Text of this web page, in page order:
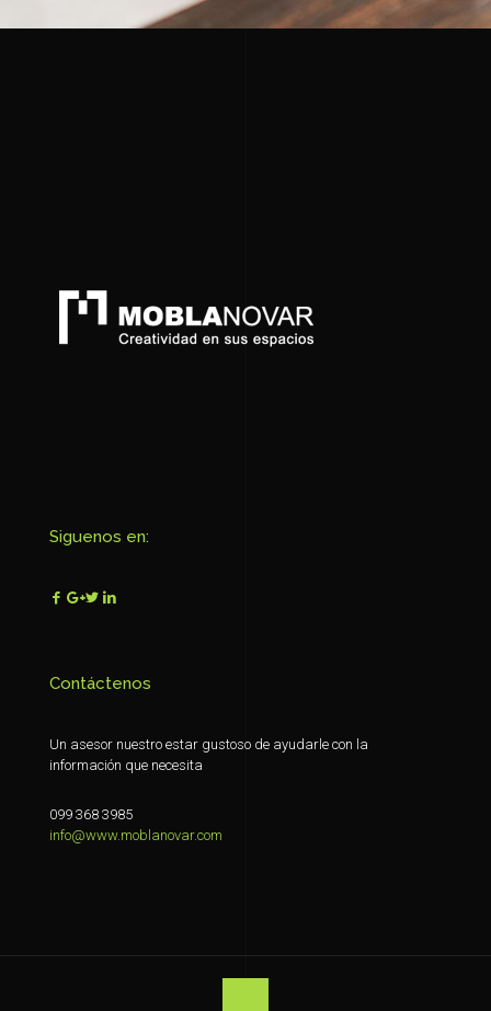
Siguenos en:
Contáctenos
Un asesor nuestro estar gustoso de ayudarle con la
información que necesita
099 368 3985
info@www.moblanovar.com